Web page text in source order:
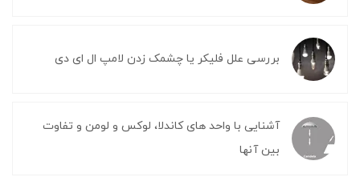
بررسی علل فلیکر یا چشمک زدن لامپ ال ای دی
آشنایی با واحد های کاندلا، لوکس و لومن و تفاوت
بین آنها